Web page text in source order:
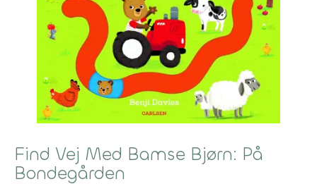
Find Vej Med Bamse Bjørn: På
Bondegården